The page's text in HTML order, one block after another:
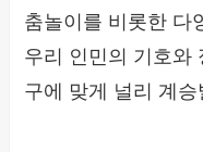
춤놀이를 비롯한 다
우리 인민의 기호와
구에 맞게 널리 계